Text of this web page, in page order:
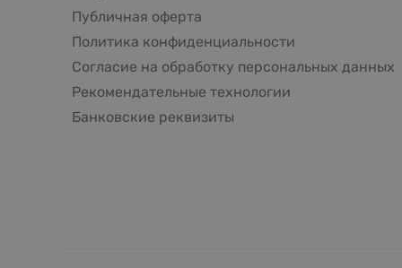
Публичная оферта
Политика конфиденциальности
Согласие на обработку персональных данных
Рекомендательные технологии
Банковские реквизиты